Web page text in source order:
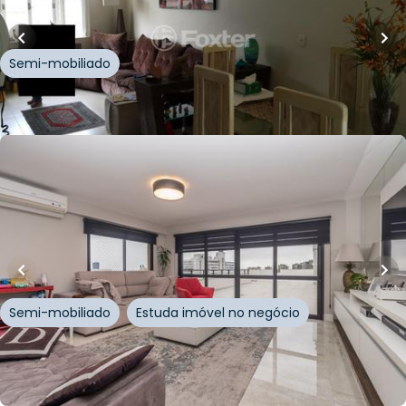
Rua Conde da Figueira,Vila Jardim Porto Alegre
Semi-mobiliado
Whatsapp
Cód.151129
R$ 3.000.000,00
384m²• 4banheiros
Cobertura • Polo Iguatemi
Rua Cananéia,Vila Jardim,Porto Alegre
Semi-mobiliado Estuda imóvel no negócio
Whatsapp
Cód.217791